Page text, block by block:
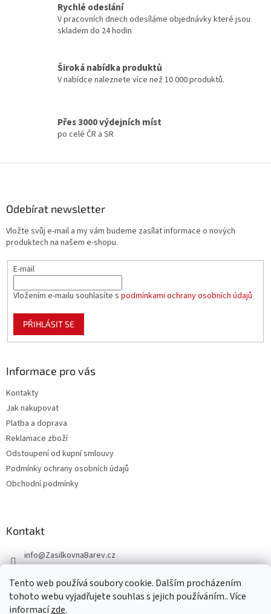
Tento web používá soubory cookie. Dalším procházením
tohoto webu vyjadřujete souhlas s jejich používáním.. Více
informacízde.
c
í
k
y
p
i
n
Rychlé odeslání
V pracovních dnech odesíláme objednávky které jsou
skladem do 24 hodin
Široká nabídka produktů
V nabídce naleznete více než 10 000 produktů.
Přes 3000 výdejních míst
po celé ČR a SR
Odebírat newsletter
Vložte svůj e-mail a my vám budeme zasílat informace o nových
produktech na našem e-shopu.
E-mail
Vložením e-mailu souhlasíte s podmínkami ochrany osobních údajů
PŘIHLÁSIT SE
Informace pro vás
Kontakty
Jak nakupovat
Platba a doprava
Reklamace zboží
Odstoupení od kupní smlouvy
Podmínky ochrany osobních údajů
Obchodní podmínky
Kontakt
info@ZasilkovnaBarev.cz